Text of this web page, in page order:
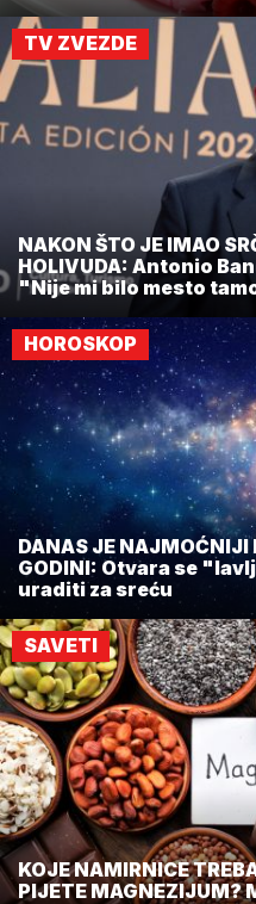
TV ZVEZDE
NAKON ŠTO JE IMAO
HOLIVUDA: Antonio
"Nije mi bilo mesto
HOROSKOP
DANAS JE NAJMOĆNIJI
GODINI: Otvara se
uraditi za sreću
SAVETI
KOJE NAMIRNICE
PIJETE